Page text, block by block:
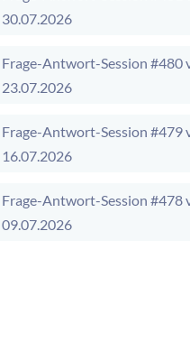
30.07.2026
Frage-Antwort-Session #480
23.07.2026
Frage-Antwort-Session #479
16.07.2026
Frage-Antwort-Session #478
09.07.2026